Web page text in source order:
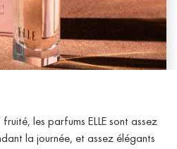
les parfums ELLE sont assez
la journée, et assez élégants